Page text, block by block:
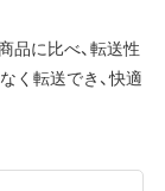
品に比べ、転送性
く転送でき、快適